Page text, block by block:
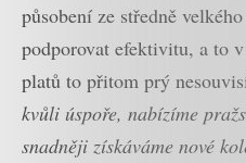
působení ze středně
podporovat efektivitu, a to
platů to přitom prý
kvůli úspoře, nabízíme
snadněji získáváme nové